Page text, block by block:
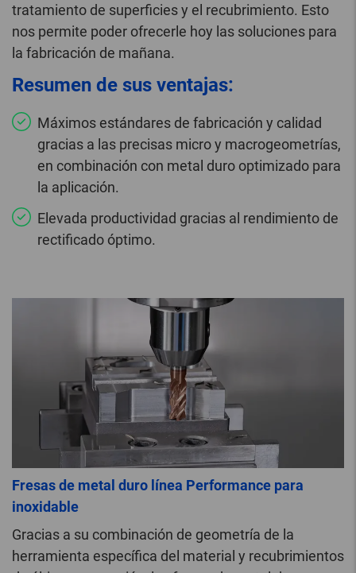
tratamiento de superficies y el recubrimiento. Esto
nos permite poder ofrecerle hoy las soluciones para
la fabricación de mañana.
Resumen de sus ventajas:
Máximos estándares de fabricación y calidad
gracias a las precisas micro y macrogeometrías,
en combinación con metal duro optimizado para
la aplicación.
Elevada productividad gracias al rendimiento de
rectificado óptimo.
Fresas de metal duro línea Performance para
inoxidable
Gracias a su combinación de geometría de la
herramienta específica del material y recubrimientos